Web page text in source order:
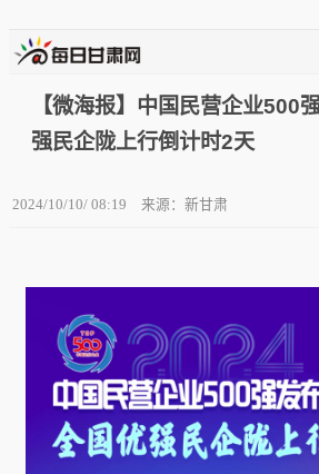
【微海报】中国民营企业500
强民企陇上行倒计时2天
2024/10/10/ 08:19 来源：新甘肃